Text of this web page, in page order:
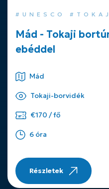
#UNESCO
Mád - Tokaji
ebéddel
Mád
Tokaji-borvidék
€170 / fő
6 óra
Részletek